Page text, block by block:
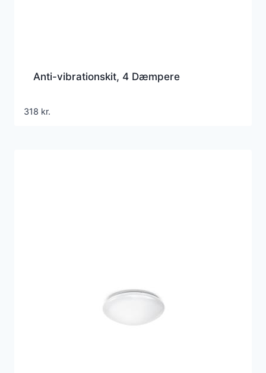
Anti-vibrationskit, 4 Dæmpere
318 kr.